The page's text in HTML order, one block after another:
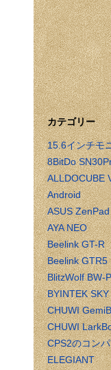
カテゴリー
15.6インチモ
8BitDo
ALLDOCUBE
Android
ASUS
AYA NEO
Beelink GT-R
Beelink GTR5
BlitzWolf BW-
BYINTEK
CHUWI
CHUWI
CPS2のコン
ELEGIANT